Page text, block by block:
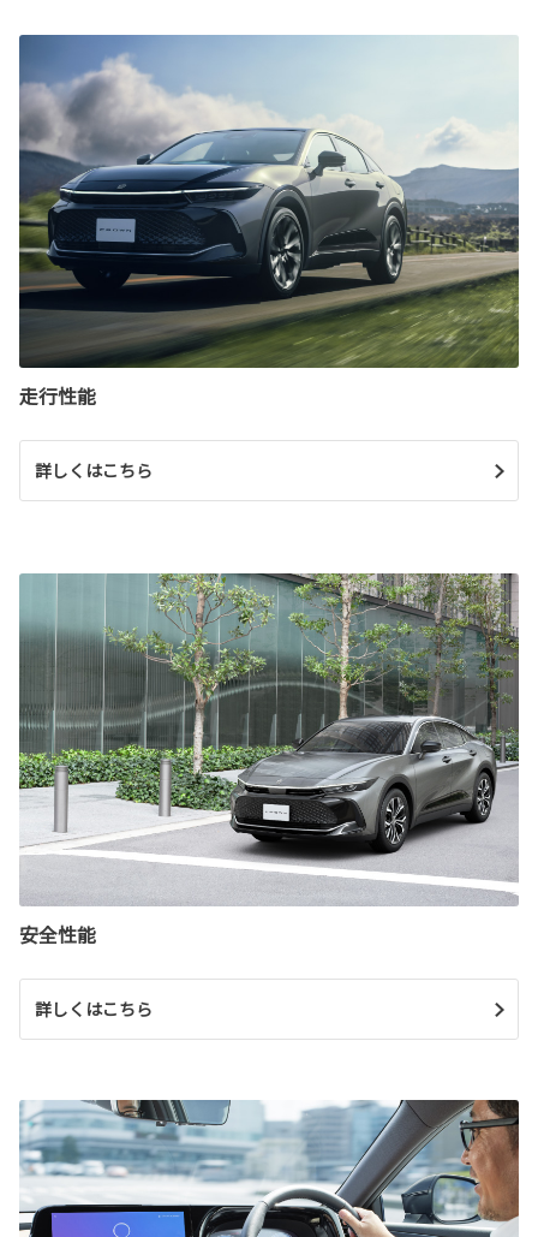
走行性能
詳しくはこちら
安全性能
詳しくはこちら